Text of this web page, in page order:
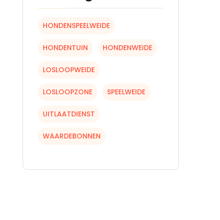
HONDENSPEELWEIDE
HONDENTUIN HONDENWEIDE
LOSLOOPWEIDE
LOSLOOPZONE SPEELWEIDE
UITLAATDIENST
WAARDEBONNEN